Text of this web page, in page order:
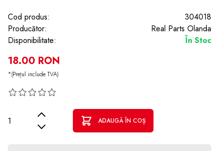
Cod produs:
304018
Producător:
Real Parts Olanda
Disponibilitate:
În Stoc
18.00 RON
*(Prețul include TVA)
ADAUGĂ ÎN COȘ